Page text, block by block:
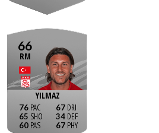
66
RM
YILMAZ
76
65
60
67
34
67